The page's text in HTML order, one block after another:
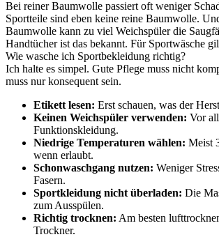
Bei reiner Baumwolle passiert oft weniger
Sportteile sind eben keine reine Baumwolle.
Baumwolle kann zu viel Weichspüler die
Handtücher ist das bekannt. Für Sportwäsche
Wie wasche ich Sportbekleidung richtig?
Ich halte es simpel. Gute Pflege muss nicht
muss nur konsequent sein.
Etikett lesen: Erst schauen, was der
Keinen Weichspüler verwenden: Vor
Funktionskleidung.
Niedrige Temperaturen wählen: Meist
wenn erlaubt.
Schonwaschgang nutzen: Weniger
Fasern.
Sportkleidung nicht überladen: Die
zum Ausspülen.
Richtig trocknen: Am besten
Trockner.